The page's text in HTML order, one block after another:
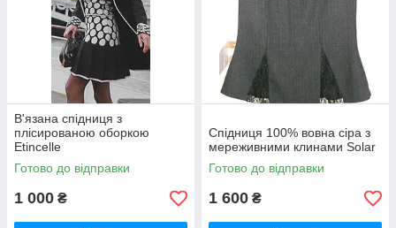
В'язана спідниця з
плісированою оборкою
Etincelle
Готово до відправки
1 000 ₴
Спідниця 100% вовна сіра з
мереживними клинами Solar
Готово до відправки
1 600 ₴